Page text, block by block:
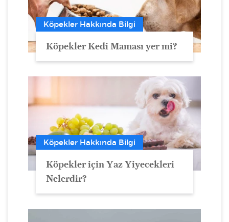
Köpekler Hakkında Bilgi
Köpekler Kedi Maması yer mi?
Köpekler Hakkında Bilgi
Köpekler için Yaz Yiyecekleri
Nelerdir?